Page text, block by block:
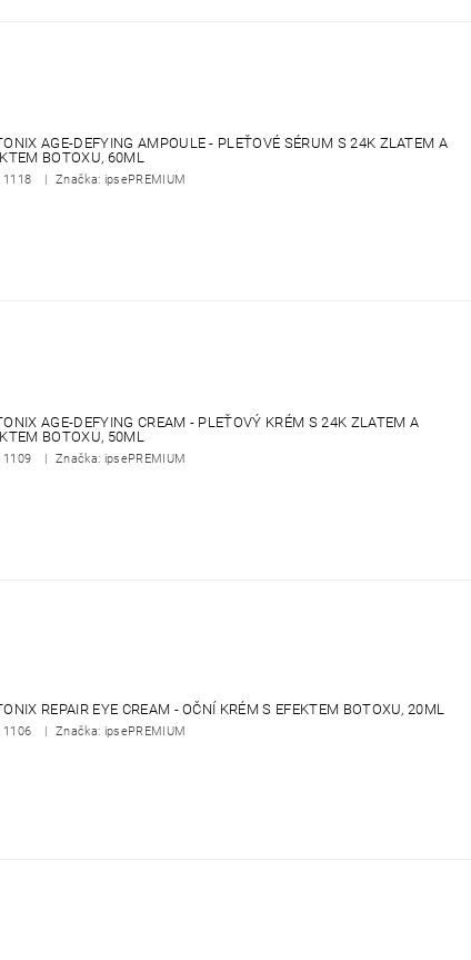
AGE-DEFYING AMPOULE - PLEŤOVÉ SÉRUM S 24K ZLATEM A
BOTOXU, 60ML
1118 Značka: ipsePREMIUM
AGE-DEFYING CREAM - PLEŤOVÝ KRÉM S 24K ZLATEM A
BOTOXU, 50ML
1109 Značka: ipsePREMIUM
REPAIR EYE CREAM - OČNÍ KRÉM S EFEKTEM BOTOXU, 20ML
1106 Značka: ipsePREMIUM